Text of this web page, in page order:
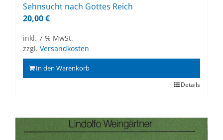
Sehn­sucht nach Got­tes Reich
20,00€
inkl. 7 % MwSt.
zzgl. Versandkosten
In den Warenkorb
Details